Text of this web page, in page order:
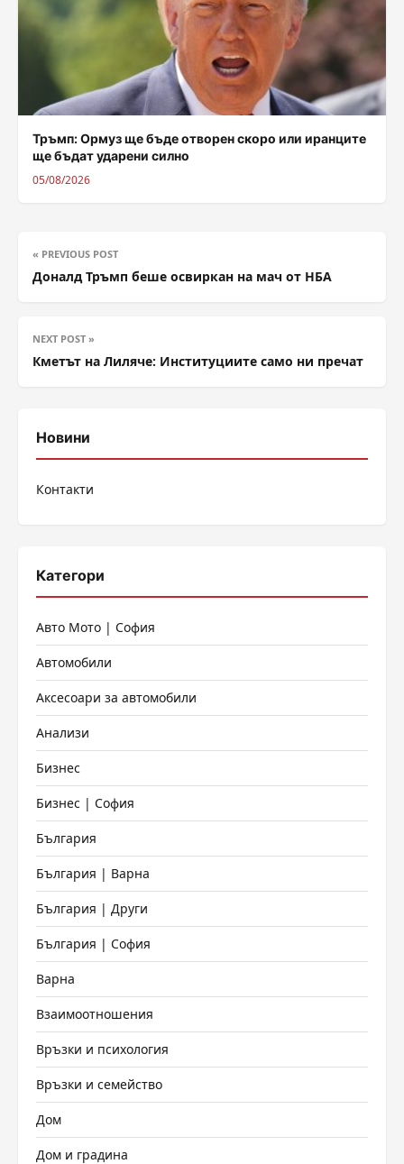
Тръмп: Ормуз ще бъде отворен скоро или иранците
ще бъдат ударени силно
05/08/2026
« PREVIOUS POST
Доналд Тръмп беше освиркан на мач от НБА
NEXT POST »
Кметът на Лиляче: Институциите само ни пречат
Новини
Контакти
Категори
Авто Мото | София
Автомобили
Аксесоари за автомобили
Анализи
Бизнес
Бизнес | София
България
България | Варна
България | Други
България | София
Варна
Взаимоотношения
Връзки и психология
Връзки и семейство
Дом
Дом и градина